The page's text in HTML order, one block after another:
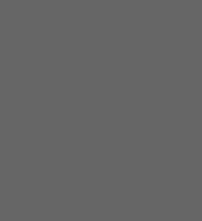
CONSIGLIO DIRETTIVO